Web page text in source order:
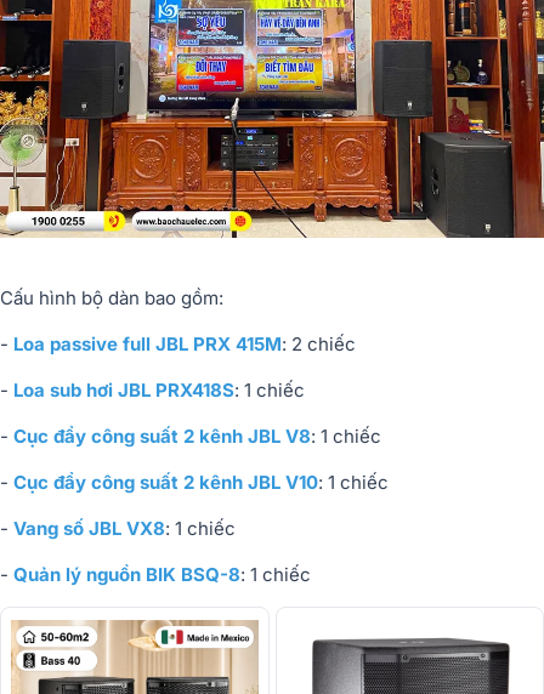
Cấu hình bộ dàn bao gồm:
- Loa passive full JBL PRX 415M: 2 chiếc
- Loa sub hơi JBL PRX418S: 1 chiếc
- Cục đẩy công suất 2 kênh JBL V8: 1 chiếc
- Cục đẩy công suất 2 kênh JBL V10: 1 chiếc
- Vang số JBL VX8: 1 chiếc
- Quản lý nguồn BIK BSQ-8: 1 chiếc